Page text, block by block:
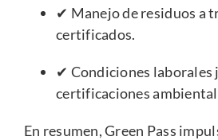
✔ Manejo de residuos a
certificados.
✔ Condiciones laborales
certificaciones
En resumen, Green Pass